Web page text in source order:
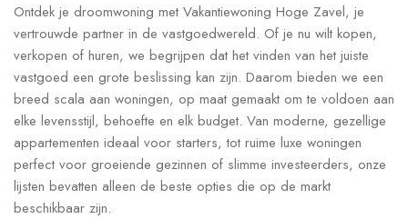
Ontdek je droomwoning met Vakantiewoning Hoge Zavel, je
vertrouwde partner in de vastgoedwereld. Of je nu wilt kopen,
verkopen of huren, we begrijpen dat het vinden van het juiste
vastgoed een grote beslissing kan zijn. Daarom bieden we een
breed scala aan woningen, op maat gemaakt om te voldoen aan
elke levensstijl, behoefte en elk budget. Van moderne, gezellige
appartementen ideaal voor starters, tot ruime luxe woningen
perfect voor groeiende gezinnen of slimme investeerders, onze
lijsten bevatten alleen de beste opties die op de markt
beschikbaar zijn.